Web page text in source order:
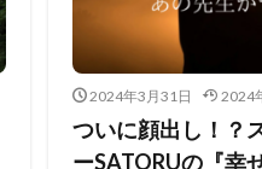
2024年3月31日 2024
ついに顔出し！？
ーSATORUの『幸